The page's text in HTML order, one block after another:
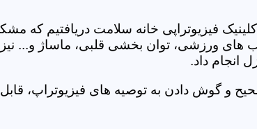
فیزیوتراپی خانه سلامت دریافتیم که
ورزشی، توان بخشی قلبی، ماساژ و... نیز
انجام داد.
و گوش دادن به توصیه های فیزیوتراپ،